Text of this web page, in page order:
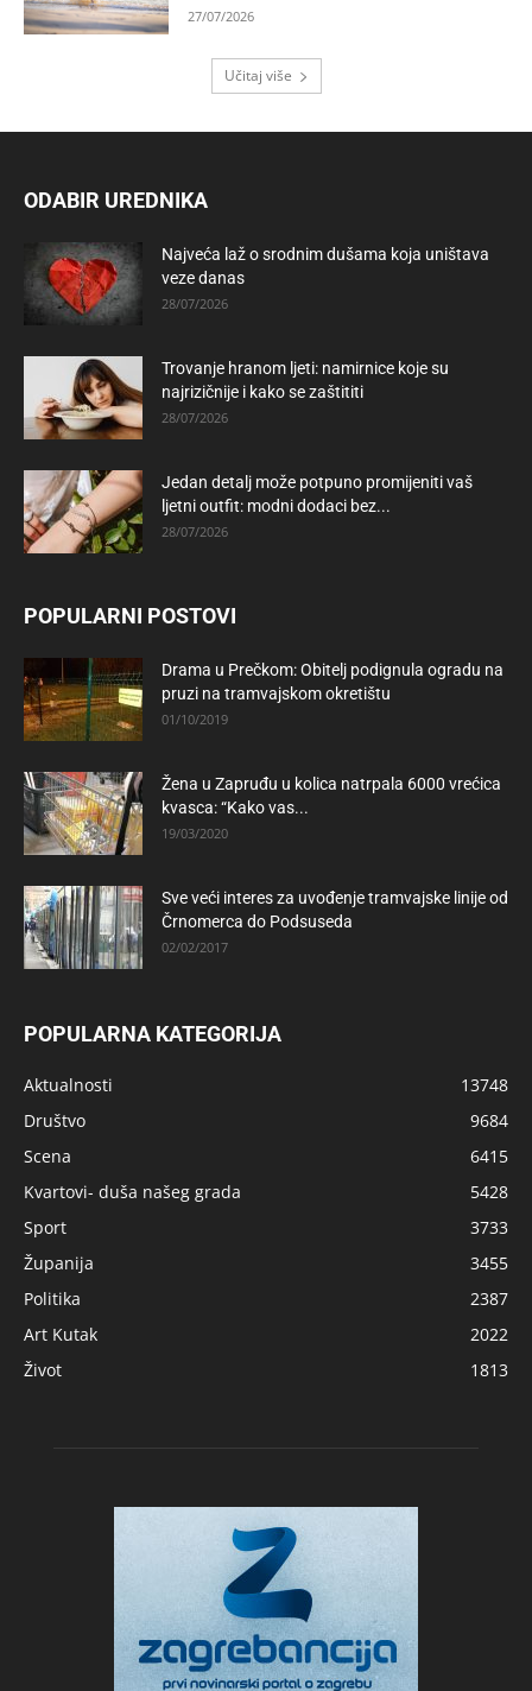
27/07/2026
Učitaj više
ODABIR UREDNIKA
Najveća laž o srodnim dušama koja uništava
veze danas
28/07/2026
Trovanje hranom ljeti: namirnice koje su
najrizičnije i kako se zaštititi
28/07/2026
Jedan detalj može potpuno promijeniti vaš
ljetni outfit: modni dodaci bez...
28/07/2026
POPULARNI POSTOVI
Drama u Prečkom: Obitelj podignula ogradu na
pruzi na tramvajskom okretištu
01/10/2019
Žena u Zapruđu u kolica natrpala 6000 vrećica
kvasca: “Kako vas...
19/03/2020
Sve veći interes za uvođenje tramvajske linije od
Črnomerca do Podsuseda
02/02/2017
POPULARNA KATEGORIJA
Aktualnosti
13748
Društvo
9684
Scena
6415
Kvartovi- duša našeg grada
5428
Sport
3733
Županija
3455
Politika
2387
Art Kutak
2022
Život
1813